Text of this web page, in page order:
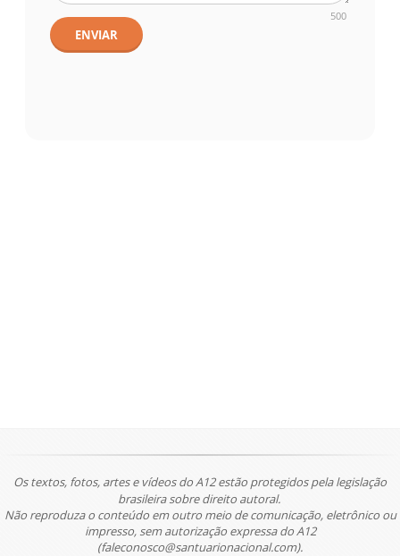
500
ENVIAR
Os textos, fotos, artes e vídeos do A12 estão protegidos pela legislação
brasileira sobre direito autoral.
Não reproduza o conteúdo em outro meio de comunicação, eletrônico ou
impresso, sem autorização expressa do A12
(faleconosco@santuarionacional.com).